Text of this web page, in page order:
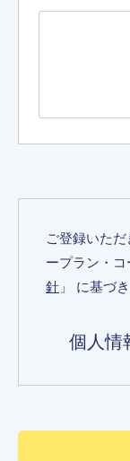
ご登録いた
ープラン・
針 」 に基づ
個人情